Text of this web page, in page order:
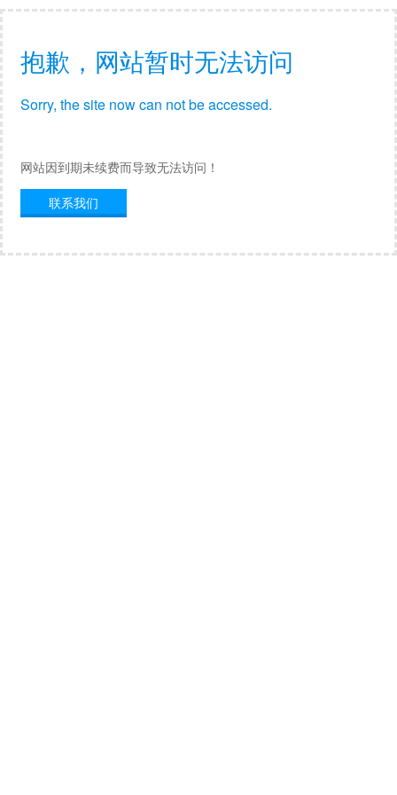
抱歉，网站暂时无法访问
Sorry, the site now can not be accessed.
网站因到期未续费而导致无法访问！
联系我们